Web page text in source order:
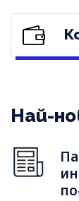
Най-